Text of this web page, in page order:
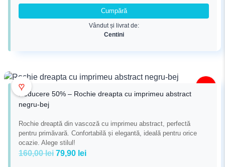
fost:
27,45 lei.
20,34 lei.
Cumpără
Vândut și livrat de:
Centini
♥
Reducere 50% – Rochie dreapta cu imprimeu abstract
negru-bej
Rochie dreaptă din vascoză cu imprimeu abstract, perfectă
pentru primăvară. Confortabilă și elegantă, ideală pentru orice
ocazie. Alege stilul!
160,00lei Prețul
79,90 leiPrețul